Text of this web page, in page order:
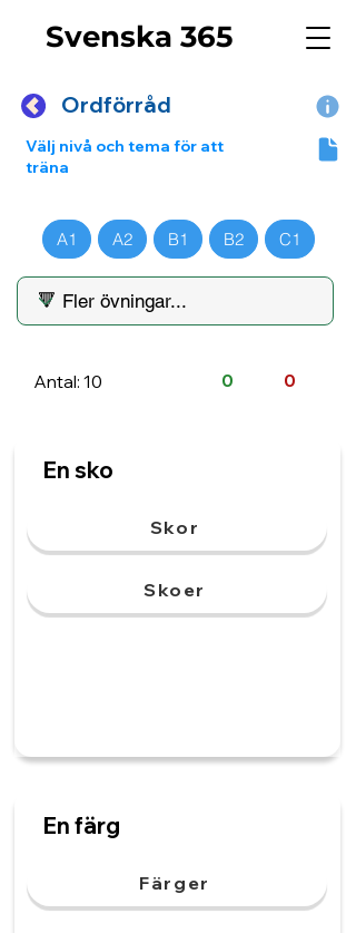
Svenska 365
Ordförråd
Välj nivå och tema för att
träna
A1 A2 B1 B2 C1
Antal: 10 0 0
En sko
Skor
Skoer
En färg
Färger